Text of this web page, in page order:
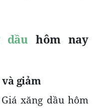
dầu hôm nay
giảm
xăng dầu hôm